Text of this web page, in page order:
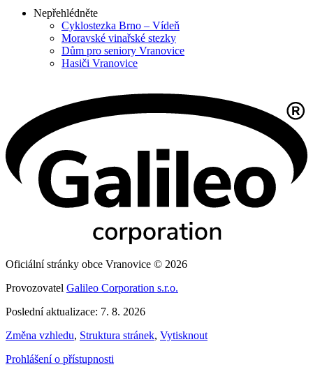
Nepřehlédněte
Cyklostezka Brno – Vídeň
Moravské vinařské stezky
Dům pro seniory Vranovice
Hasiči Vranovice
Oficiální stránky obce Vranovice © 2026
Provozovatel Galileo Corporation s.r.o.
Poslední aktualizace: 7. 8. 2026
Změna vzhledu, Struktura stránek, Vytisknout
Prohlášení o přístupnosti